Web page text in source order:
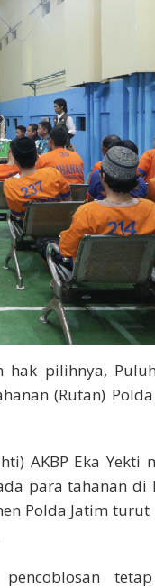
hak pilihnya,
(Rutan)
AKBP Eka Yekti
para tahanan di
Polda Jatim